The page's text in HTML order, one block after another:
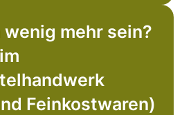
wenig mehr sein?
Feinkostwaren)